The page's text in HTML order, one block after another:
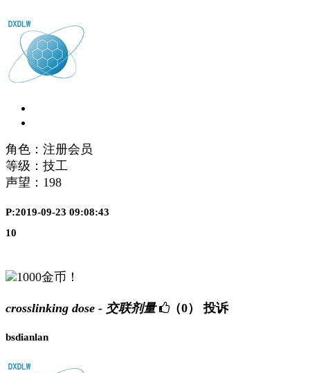
角色：注册会员
等级：技工
声望： 198
P:2019-09-23 09:08:43
10
1000金币！
crosslinking dose - 交联剂量 （0） 投诉
bsdianlan